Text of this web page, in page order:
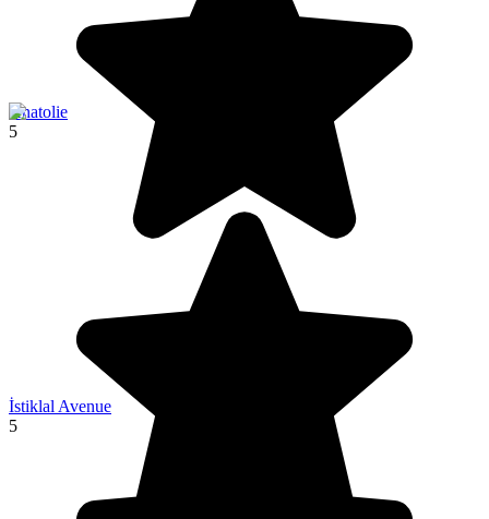
Anatolie
5
İstiklal Avenue
5